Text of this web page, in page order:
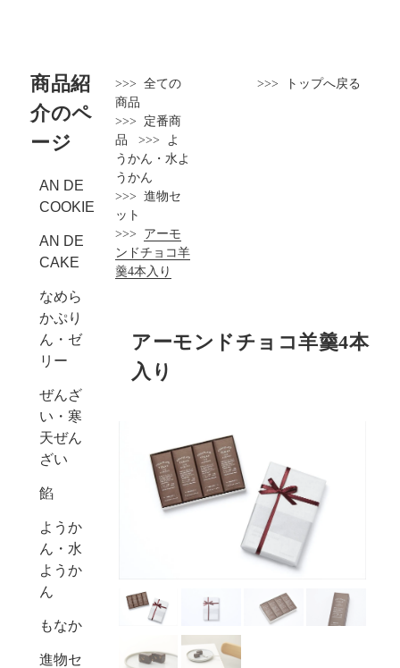
商品紹
介のペ
ージ
AN DE
COOKIE
AN DE
CAKE
なめら
かぷり
ん・ゼ
リー
ぜんざ
い・寒
天ぜん
ざい
餡
ようか
ん・水
ようか
ん
もなか
進物セ
>>> 全ての
商品
>>> 定番商
品 >>> よ
うかん・水よ
うかん
>>> 進物セ
ット
>>> アーモ
ンドチョコ羊
羹4本入り
>>> トップへ戻る
アーモンドチョコ羊羹4本
入り